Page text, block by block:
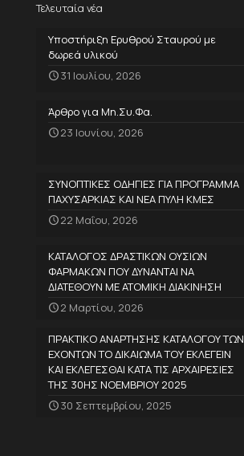
Τελευταία νέα
Υποστήριξη Ερυθρού Σταυρού με
δωρεά υλικού
31 Ιουλίου, 2026
Άρθρο για Μη.Συ.Φα.
23 Ιουνίου, 2026
ΣΥΝΟΠΤΙΚΕΣ ΟΔΗΓΙΕΣ ΓΙΑ ΠΡΟΓΡΑΜΜΑ
ΠΑΧΥΣΑΡΚΙΑΣ ΚΑΙ ΝΕΑ ΠΥΛΗ ΚΜΕΣ
22 Μαΐου, 2026
ΚΑΤΑΛΟΓΟΣ ΔΡΑΣΤΙΚΩΝ ΟΥΣΙΩΝ
ΦΑΡΜΑΚΩΝ ΠΟΥ ΔΥΝΑΝΤΑΙ ΝΑ
ΔΙΑΤΕΘΟΥΝ ΜΕ ΑΤΟΜΙΚΗ ΔΙΑΚΙΝΗΣΗ
2 Μαρτίου, 2026
ΠΡΑΚΤΙΚΟ ΑΝΑΡΤΗΣΗΣ ΚΑΤΑΛΟΓΟΥ ΤΩΝ
ΕΧΟΝΤΩΝ ΤΟ ΔΙΚΑΙΩΜΑ ΤΟΥ ΕΚΛΕΓΕΙΝ
ΚΑΙ ΕΚΛΕΓΕΣΘΑΙ ΚΑΤΑ ΤΙΣ ΑΡΧΑΙΡΕΣΙΕΣ
ΤΗΣ 30ΗΣ ΝΟΕΜΒΡΙΟΥ 2025
30 Σεπτεμβρίου, 2025